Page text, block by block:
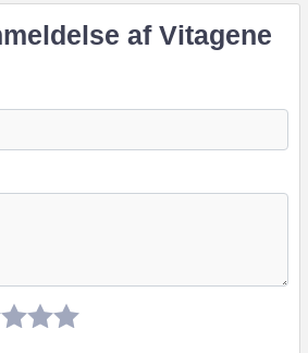
af Vitagene